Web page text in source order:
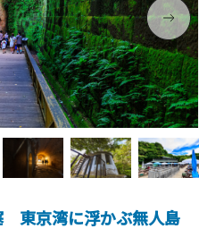
東京湾に浮かぶ無人島